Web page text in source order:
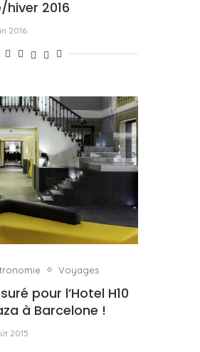
2016
2016
Voyages
pour l’Hotel H10
à Barcelone !
2015